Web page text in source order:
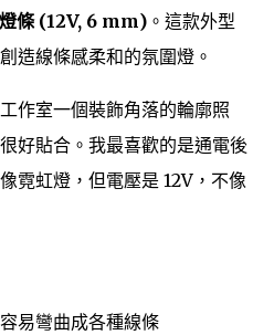
條 (12V, 6 mm) 。這款外型
造線條感柔和的氛圍燈。
作室一個裝飾角落的輪廓照
好貼合。我最喜歡的是通電後
霓虹燈，但電壓是 12V，不像
易彎曲成各種線條